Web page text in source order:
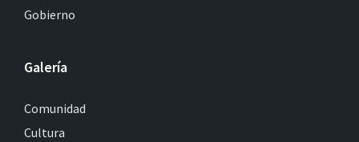
Gobierno
Galería
Comunidad
Cultura